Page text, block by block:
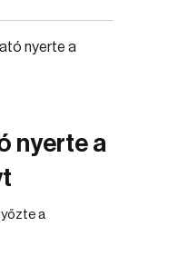
nyerte a
a